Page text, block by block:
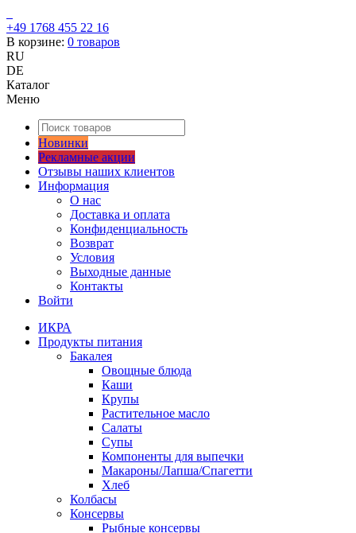
+49 1768 455 22 16
В корзине: 0 товаров
RU
DE
Каталог
Меню
Новинки
Рекламные акции
Отзывы наших клиентов
Информация
О нас
Доставка и оплата
Конфиденциальность
Возврат
Условия
Выходные данные
Контакты
Войти
ИКРА
Продукты питания
Бакалея
Овощные блюда
Каши
Крупы
Растительное масло
Салаты
Супы
Компоненты для выпечки
Макароны/Лапша/Спагетти
Хлеб
Колбасы
Консервы
Рыбные консервы